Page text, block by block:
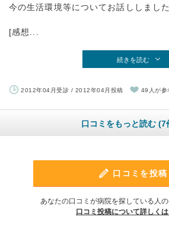
今の生活環境等についてお話ししました
[感想...
続きを読む
2012年04月受診 / 2012年04月投稿 49人が参
口コミをもっと読む (7
口コミを投稿
あなたの口コミが病院を探している人の
口コミ投稿について詳しく